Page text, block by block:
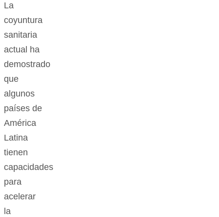
La
coyuntura
sanitaria
actual ha
demostrado
que
algunos
países de
América
Latina
tienen
capacidades
para
acelerar
la